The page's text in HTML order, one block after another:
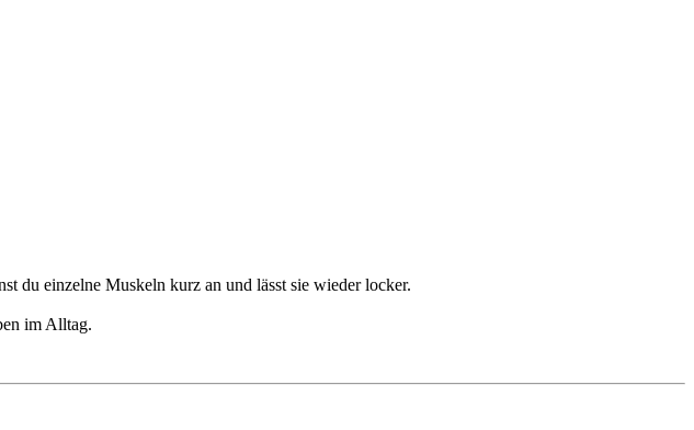
du einzelne Muskeln kurz an und lässt sie wieder locker.
im Alltag.